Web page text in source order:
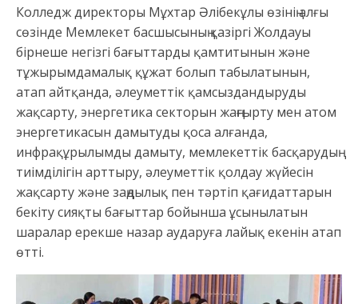
Колледж директоры Мұхтар Әлібекұлы өзінің алғы
сөзінде Мемлекет басшысының қазіргі Жолдауы
бірнеше негізгі бағыттарды қамтитынын және
тұжырымдамалық құжат болып табылатынын,
атап айтқанда, әлеуметтік қамсыздандыруды
жақсарту, энергетика секторын жаңғырту мен атом
энергетикасын дамытуды қоса алғанда,
инфрақұрылымды дамыту, мемлекеттік басқарудың
тиімділігін арттыру, әлеуметтік қолдау жүйесін
жақсарту және заңдылық пен тәртіп қағидаттарын
бекіту сияқты бағыттар бойынша ұсынылатын
шаралар ерекше назар аударуға лайық екенін атап
өтті.